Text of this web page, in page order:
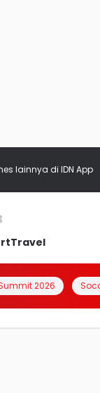
lainnya di IDN App
Travel
2026